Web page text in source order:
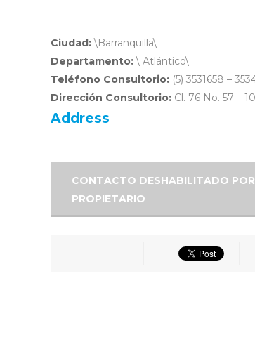
Ciudad:\Barranquilla\
Departamento:\ Atlántico\
Teléfono Consultorio: (5) 3531658 –
Dirección Consultorio: Cl. 76 No. 57 –
Address
CONTACTO DESHABILITADO
PROPIETARIO